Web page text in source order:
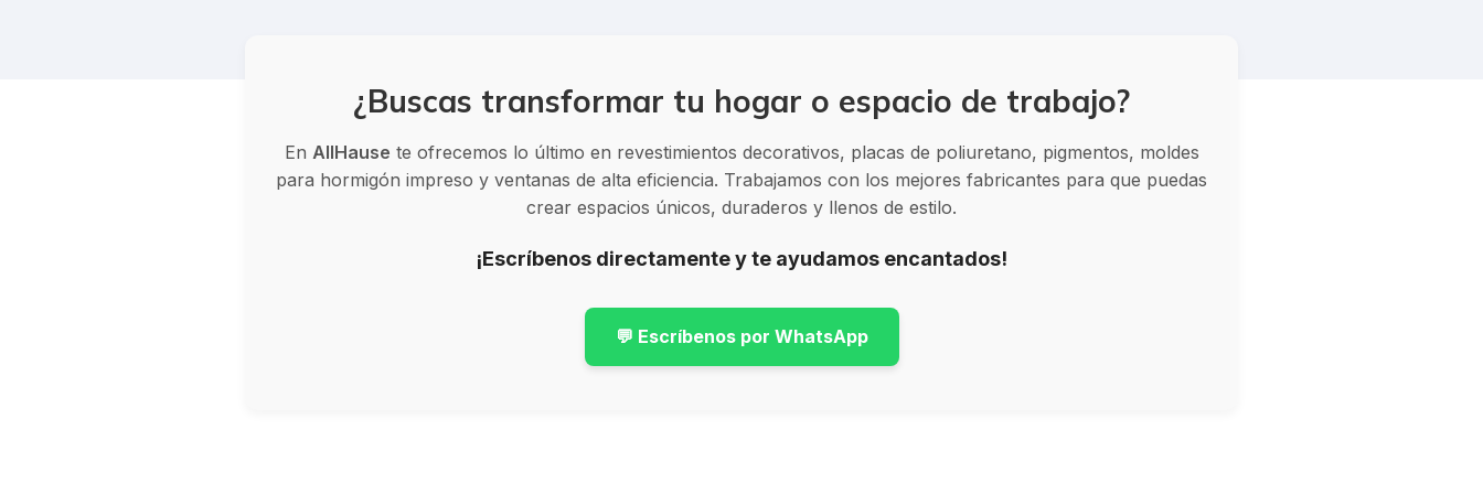
¿Buscas transformar tu hogar o espacio de trabajo?
En AllHause te ofrecemos lo último en revestimientos decorativos, placas de poliuretano, pigmentos, moldes
para hormigón impreso y ventanas de alta eficiencia. Trabajamos con los mejores fabricantes para que puedas
crear espacios únicos, duraderos y llenos de estilo.
¡Escríbenos directamente y te ayudamos encantados!
💬 Escríbenos por WhatsApp